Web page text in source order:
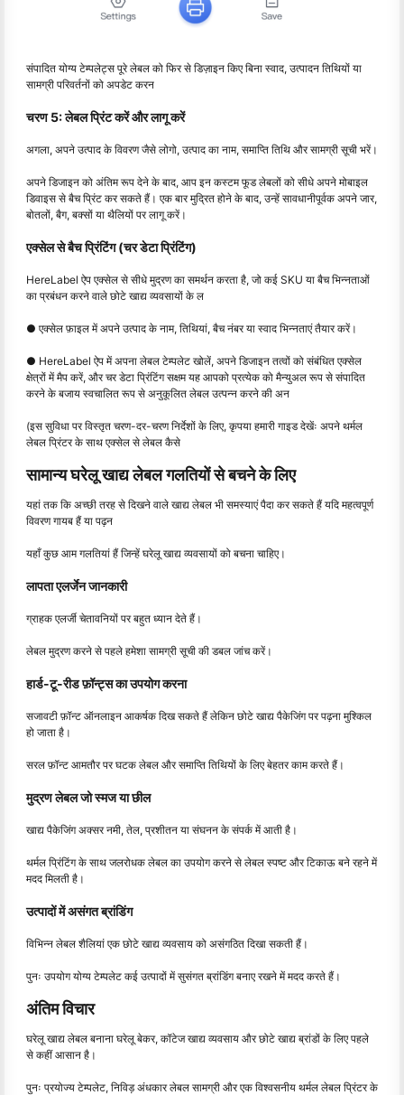
संपादित योग्य टेम्पलेट्स पूरे लेबल को फिर से डिज़ाइन किए बिना स्वाद, उत्पादन तिथियों या
सामग्री परिवर्तनों को अपडेट करन
चरण 5: लेबल प्रिंट करें और लागू करें
अगला, अपने उत्पाद के विवरण जैसे लोगो, उत्पाद का नाम, समाप्ति तिथि और सामग्री सूची भरें।
अपने डिजाइन को अंतिम रूप देने के बाद, आप इन कस्टम फूड लेबलों को सीधे अपने मोबाइल
डिवाइस से बैच प्रिंट कर सकते हैं। एक बार मुद्रित होने के बाद, उन्हें सावधानीपूर्वक अपने जार,
बोतलों, बैग, बक्सों या थैलियों पर लागू करें।
एक्सेल से बैच प्रिंटिंग (चर डेटा प्रिंटिंग)
HereLabel ऐप एक्सेल से सीधे मुद्रण का समर्थन करता है, जो कई SKU या बैच भिन्नताओं
का प्रबंधन करने वाले छोटे खाद्य व्यवसायों के ल
● एक्सेल फ़ाइल में अपने उत्पाद के नाम, तिथियां, बैच नंबर या स्वाद भिन्नताएं तैयार करें।
● HereLabel ऐप में अपना लेबल टेम्पलेट खोलें, अपने डिजाइन तत्वों को संबंधित एक्सेल
क्षेत्रों में मैप करें, और चर डेटा प्रिंटिंग सक्षम यह आपको प्रत्येक को मैन्युअल रूप से संपादित
करने के बजाय स्वचालित रूप से अनुकूलित लेबल उत्पन्न करने की अन
(इस सुविधा पर विस्तृत चरण-दर-चरण निर्देशों के लिए, कृपया हमारी गाइड देखेंः अपने थर्मल
लेबल प्रिंटर के साथ एक्सेल से लेबल कैसे
सामान्य घरेलू खाद्य लेबल गलतियों से बचने के लिए
यहां तक ​​कि अच्छी तरह से दिखने वाले खाद्य लेबल भी समस्याएं पैदा कर सकते हैं यदि महत्वपूर्ण
विवरण गायब हैं या पढ़न
यहाँ कुछ आम गलतियां हैं जिन्हें घरेलू खाद्य व्यवसायों को बचना चाहिए।
लापता एलर्जेन जानकारी
ग्राहक एलर्जी चेतावनियों पर बहुत ध्यान देते हैं।
लेबल मुद्रण करने से पहले हमेशा सामग्री सूची की डबल जांच करें।
हार्ड-टू-रीड फ़ॉन्ट्स का उपयोग करना
सजावटी फ़ॉन्ट ऑनलाइन आकर्षक दिख सकते हैं लेकिन छोटे खाद्य पैकेजिंग पर पढ़ना मुश्किल
हो जाता है।
सरल फ़ॉन्ट आमतौर पर घटक लेबल और समाप्ति तिथियों के लिए बेहतर काम करते हैं।
मुद्रण लेबल जो स्मज या छील
खाद्य पैकेजिंग अक्सर नमी, तेल, प्रशीतन या संघनन के संपर्क में आती है।
थर्मल प्रिंटिंग के साथ जलरोधक लेबल का उपयोग करने से लेबल स्पष्ट और टिकाऊ बने रहने में
मदद मिलती है।
उत्पादों में असंगत ब्रांडिंग
विभिन्न लेबल शैलियां एक छोटे खाद्य व्यवसाय को असंगठित दिखा सकती हैं।
पुनः उपयोग योग्य टेम्पलेट कई उत्पादों में सुसंगत ब्रांडिंग बनाए रखने में मदद करते हैं।
अंतिम विचार
घरेलू खाद्य लेबल बनाना घरेलू बेकर, कॉटेज खाद्य व्यवसाय और छोटे खाद्य ब्रांडों के लिए पहले
से कहीं आसान है।
पुनः प्रयोज्य टेम्पलेट, निविड़ अंधकार लेबल सामग्री और एक विश्वसनीय थर्मल लेबल प्रिंटर के